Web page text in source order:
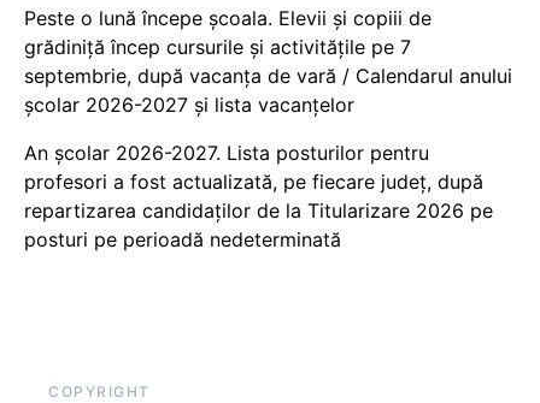
Peste o lună începe școala. Elevii și copiii de
grădiniță încep cursurile și activitățile pe 7
septembrie, după vacanța de vară / Calendarul anului
școlar 2026-2027 și lista vacanțelor
An școlar 2026-2027. Lista posturilor pentru
profesori a fost actualizată, pe fiecare județ, după
repartizarea candidaților de la Titularizare 2026 pe
posturi pe perioadă nedeterminată
COPYRIGHT